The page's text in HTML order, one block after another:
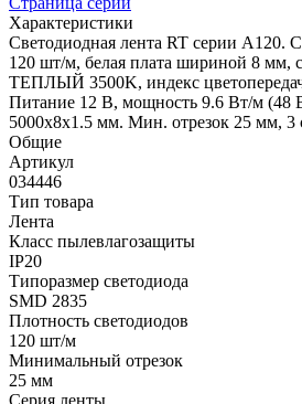
Характеристики
Светодиодная лента RT серии A120.
120 шт/м, белая плата шириной 8 мм,
ТЕПЛЫЙ 3500K, индекс
Питание 12 В, мощность 9.6 Вт/м (48
5000x8x1.5 мм. Мин. отрезок 25 мм, 3
Общие
Артикул
034446
Тип товара
Лента
Класс пылевлагозащиты
IP20
Типоразмер светодиода
SMD 2835
Плотность светодиодов
120 шт/м
Минимальный отрезок
25 мм
Серия ленты